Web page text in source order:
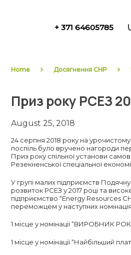
+ 371 64605785
Home Досягнення CHP
Приз року РСЕЗ
August 25, 2018
24 серпня 2018 року на
поспіль було вручено нагороди
Приз року спільної установи
Резекненської спеціальної
У групі малих підприємств
розвиток РСЕЗ у 2017 році та
підприємство “Energy Resources
переможцем у наступних
1 місце у номінації “ВИРОБНИК
1 місце у номінації “Найбільший